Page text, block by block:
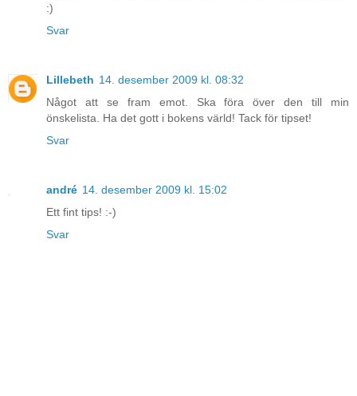
:)
Svar
Lillebeth 14. desember 2009 kl. 08:32
Något att se fram emot. Ska föra över den till min
önskelista. Ha det gott i bokens värld! Tack för tipset!
Svar
andré 14. desember 2009 kl. 15:02
Ett fint tips! :-)
Svar